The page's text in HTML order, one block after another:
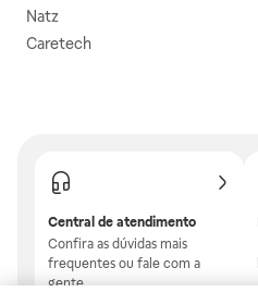
Natz
Caretech
Central de atendimento
Confira as dúvidas mais
frequentes ou fale com a
gente.